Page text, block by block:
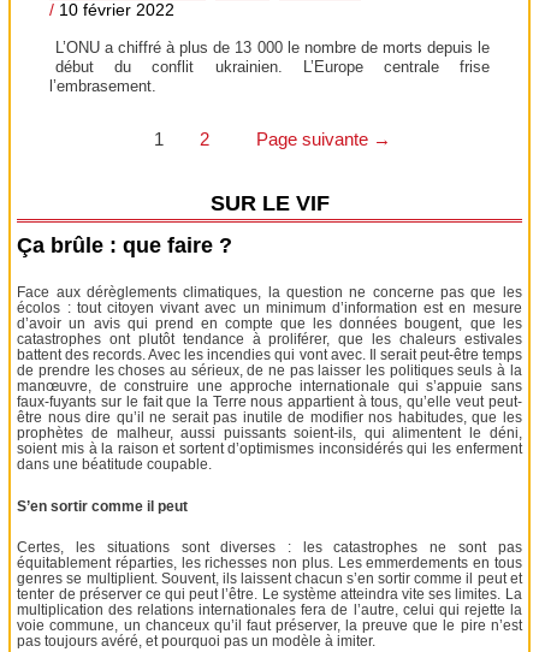
/ 10 février 2022
L’ONU a chiffré à plus de 13 000 le nombre de morts depuis le
début du conflit ukrainien. L’Europe centrale frise
l’embrasement.
Pagination
publications
1 2 Page suivante →
SUR LE VIF
Ça brûle : que faire ?
Face aux dérèglements climatiques, la question ne concerne pas que les
écolos : tout citoyen vivant avec un minimum d’information est en mesure
d’avoir un avis qui prend en compte que les données bougent, que les
catastrophes ont plutôt tendance à proliférer, que les chaleurs estivales
battent des records. Avec les incendies qui vont avec. Il serait peut-être temps
de prendre les choses au sérieux, de ne pas laisser les politiques seuls à la
manœuvre, de construire une approche internationale qui s’appuie sans
faux-fuyants sur le fait que la Terre nous appartient à tous, qu’elle veut peut-
être nous dire qu’il ne serait pas inutile de modifier nos habitudes, que les
prophètes de malheur, aussi puissants soient-ils, qui alimentent le déni,
soient mis à la raison et sortent d’optimismes inconsidérés qui les enferment
dans une béatitude coupable.
S’en sortir comme il peut
Certes, les situations sont diverses : les catastrophes ne sont pas
équitablement réparties, les richesses non plus. Les emmerdements en tous
genres se multiplient. Souvent, ils laissent chacun s’en sortir comme il peut et
tenter de préserver ce qui peut l’être. Le système atteindra vite ses limites. La
multiplication des relations internationales fera de l’autre, celui qui rejette la
voie commune, un chanceux qu’il faut préserver, la preuve que le pire n’est
pas toujours avéré, et pourquoi pas un modèle à imiter.